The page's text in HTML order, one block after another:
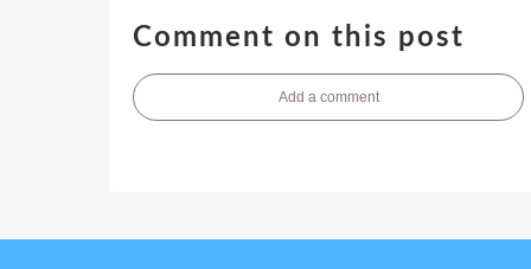
Comment on this post
Add a comment